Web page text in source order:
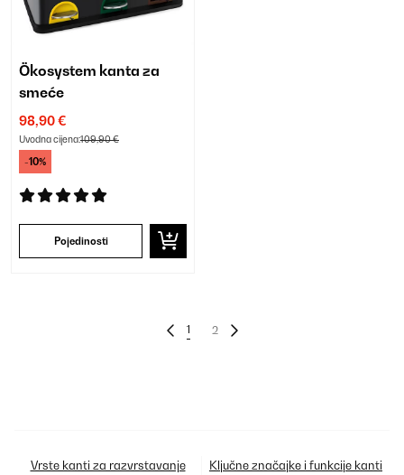
Ökosystem kanta za
smeće
98,90 €
Uvodna cijena:109,90 €
-10%
Pojedinosti
1 2
Vrste kanti za razvrstavanje
Ključne značajke i funkcije kanti